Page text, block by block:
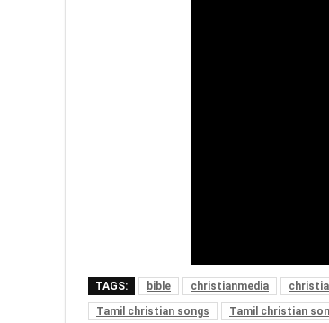
TAGS: bible christianmedia
Tamil christian songs
Tamil christian